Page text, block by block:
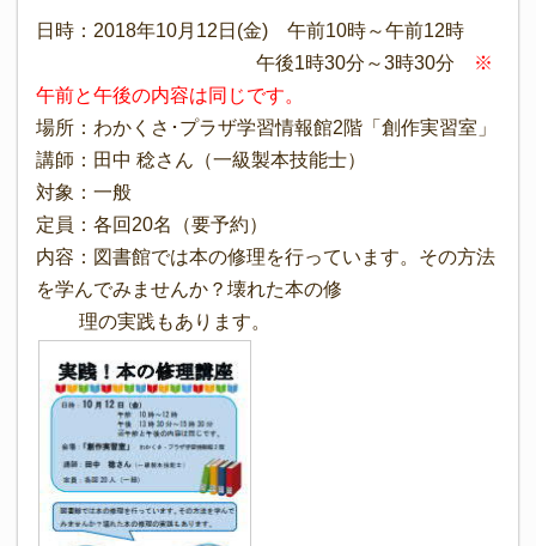
日時：2018年10月12日(金) 午前10時～午前12時
午後1時30分～3時30分
※
午前と午後の内容は同じです。
場所：わかくさ･プラザ学習情報館2階「創作実習室」
講師：田中 稔さん（一級製本技能士）
対象：一般
定員：各回20名（要予約）
内容：図書館では本の修理を行っています。その方法
を学んでみませんか？壊れた本の修
理の実践もあります。